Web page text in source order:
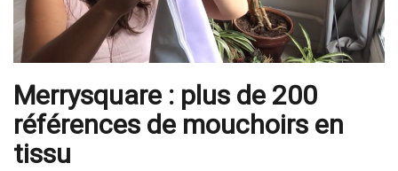
Merrysquare : plus de 200
références de mouchoirs en
tissu